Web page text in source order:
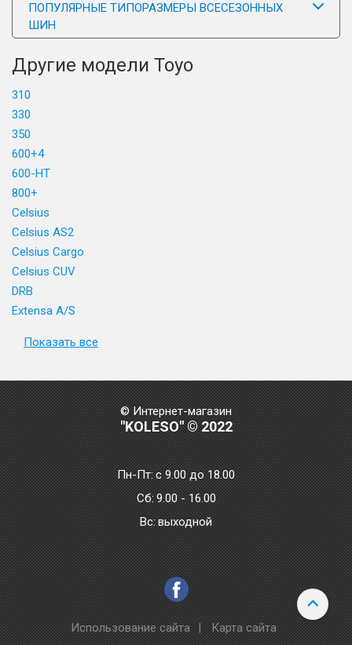
ПОПУЛЯРНЫЕ ТИПОРАЗМЕРЫ ВСЕСЕЗОННЫХ
ШИН
Другие модели Toyo
310
330
350
600+4
600-HT
800+
Celsius
Celsius AS2
Celsius Cargo
Celsius CUV
DRB
Extensa A/S
Показать все
© Интернет-магазин
"KOLESO" © 2022
Пн-Пт:с 9.00 до 18.00
Сб: 9.00 - 16.00
Bc: выходной
Использование сайта | Карта сайта